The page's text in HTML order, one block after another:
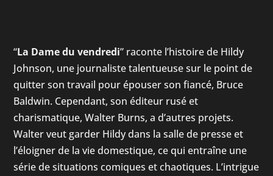
“La Dame du vendredi” raconte l’histoire de Hildy
Johnson, une journaliste talentueuse sur le point de
quitter son travail pour épouser son fiancé, Bruce
Baldwin. Cependant, son éditeur rusé et
charismatique, Walter Burns, a d’autres projets.
Walter veut garder Hildy dans la salle de presse et
l’éloigner de la vie domestique, ce qui entraîne une
série de situations comiques et chaotiques. L’intrigue